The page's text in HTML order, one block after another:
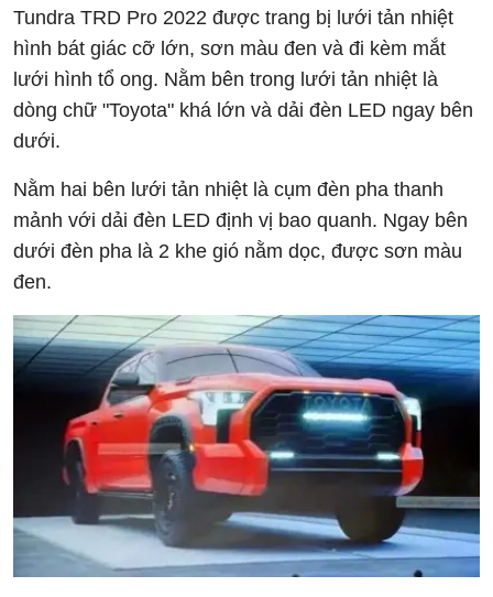
Tundra TRD Pro 2022 được trang bị lưới tản nhiệt
hình bát giác cỡ lớn, sơn màu đen và đi kèm mắt
lưới hình tổ ong. Nằm bên trong lưới tản nhiệt là
dòng chữ "Toyota" khá lớn và dải đèn LED ngay bên
dưới.
Nằm hai bên lưới tản nhiệt là cụm đèn pha thanh
mảnh với dải đèn LED định vị bao quanh. Ngay bên
dưới đèn pha là 2 khe gió nằm dọc, được sơn màu
đen.